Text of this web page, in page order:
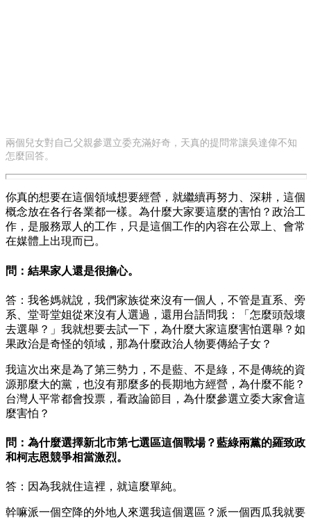
兩個兒女對自己父親參選立委充滿好奇，天真的提問常讓吳達偉不知
怎麼回答。
你真的想要在這個領域想要經營，就繼續再努力、深耕，這個
概念放在各行各業都一樣。為什麼大家要這麼的害怕？政治工
作，是服務眾人的工作，只是這個工作的內容在公眾上、會常
在媒體上出現而已。
問：結果家人還是很擔心。
答：我爸媽就說，我們家族從來沒有一個人，不管是直系、旁
系、堂哥堂姐從來沒有人選過，還用台語問我：「怎麼頭殼壞
去選舉？」我就想要去試一下，為什麼大家這麼害怕選舉？如
果政治是奇怪的領域，那為什麼政治人物要傳給子女？
我這次出來是為了第三勢力，不是藍、不是綠，不是傳統的資
源那麼大的黨，也沒有那麼多的長期地方經營，為什麼不能？
台灣人平常都會投票，看政論節目，為什麼參選立委大家會這
麼害怕？
問：為什麼選擇新北市第七選區這個戰場？藍綠兩黨的羅致政
和柯志恩競爭相當激烈。
答：因為我就住這裡，就這麼單純。
幹嘛派一個空降的外地人來選我這個選區？派一個西瓜我就要